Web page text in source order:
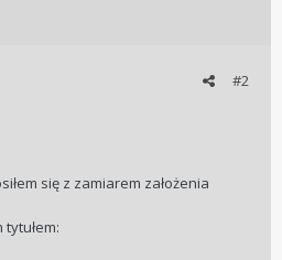
#2
się z zamiarem założenia